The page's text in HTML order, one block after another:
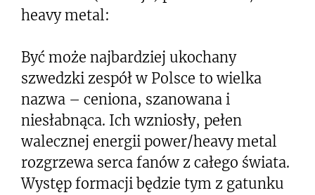
heavy metal:
Być może najbardziej ukochany
szwedzki zespół w Polsce to wielka
nazwa – ceniona, szanowana i
niesłabnąca. Ich wzniosły, pełen
walecznej energii power/heavy metal
rozgrzewa serca fanów z całego świata.
Występ formacji będzie tym z gatunku